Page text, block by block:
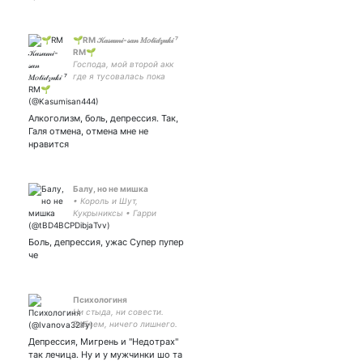
🌱RM 𝒦𝒶𝓈𝓊𝓂𝒾-𝓈𝒶𝓃 𝑀𝑜𝓉𝒾𝒹𝓏𝓊𝓀𝒾 ⁷
RM🌱
Господа, мой второй акк
где я тусовалась пока
выпить, ну или сдохнуть🖤
Алкоголизм, боль, депрессия. Так,
Галя отмена, отмена мне не
нравится
Балу, но не мишка
• Король и Шут,
Кукрыниксы • Гарри
Поттер • ОНО/ОСД •
Благие Знамения •
Импровизация/ЧБД •
Боль, депрессия, ужас Супер пупер
че
Психологиня
Ни стыда, ни совести.
Вобчем, ничего лишнего.
Депрессия, Мигрень и "Недотрах"
так лечица. Ну и у мужчинки шо та